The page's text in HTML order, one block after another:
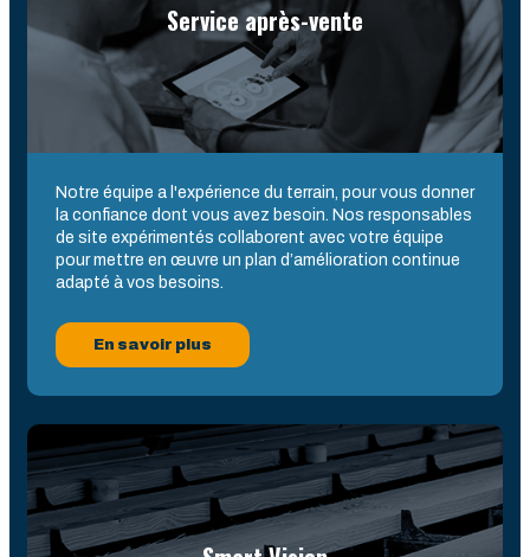
Service après-vente
Notre équipe a l'expérience du terrain, pour vous donner
la confiance dont vous avez besoin. Nos responsables
de site expérimentés collaborent avec votre équipe
pour mettre en œuvre un plan d’amélioration continue
adapté à vos besoins.
En savoir plus